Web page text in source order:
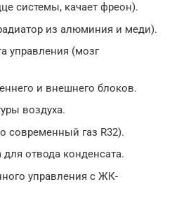
системы, качает фреон).
из алюминия и меди).
управления (мозг
и внешнего блоков.
воздуха.
современный газ R32).
отвода конденсата.
управления с ЖК-